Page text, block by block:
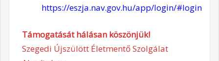
https://eszja.nav.gov.hu/app/login/#login
Támogatását hálásan köszönjük!
Szegedi Újszülött Életmentő Szolgálat